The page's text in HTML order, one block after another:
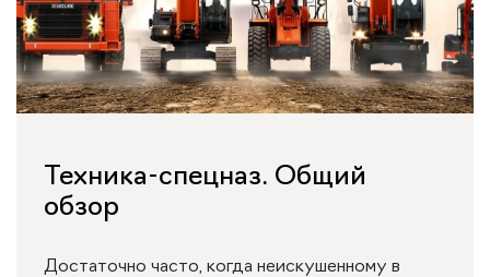
Техника-спецназ. Общий
обзор
Достаточно часто, когда неискушенному в